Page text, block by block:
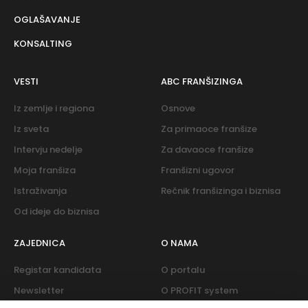
OGLAŠAVANJE
KONSALTING
VESTI
Iz zemlje i regiona
Iz sveta
Intervju nedelje
Moja franšiza
Istraživanja
Od ideje do biznisa
ABC FRANŠIZINGA
Osnove
Za primaoce franšize
Za davaoce franšize
Franšizni ugovor
Rečnik franšizinga i biznisa
ZAJEDNICA
Registar kandidata
Newsletter
O NAMA
O portalu
O PROFIT system